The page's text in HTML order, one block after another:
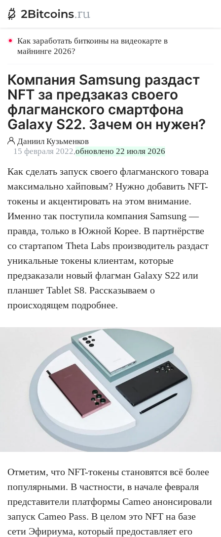
Как заработать биткоины на видеокарте в
майнинге 2026?
Компания Samsung раздаст
NFT за предзаказ своего
флагманского смартфона
Galaxy S22. Зачем он нужен?
Даниил Кузьменков
15 февраля 2022,обновлено 22 июля 2026
Как сделать запуск своего флагманского товара
максимально хайповым? Нужно добавить NFT-
токены и акцентировать на этом внимание.
Именно так поступила компания Samsung —
правда, только в Южной Корее. В партнёрстве
со стартапом Theta Labs производитель раздаст
уникальные токены клиентам, которые
предзаказали новый флагман Galaxy S22 или
планшет Tablet S8. Рассказываем о
происходящем подробнее.
Отметим, что NFT-токены становятся всё более
популярными. В частности, в начале февраля
представители платформы Cameo анонсировали
запуск Cameo Pass. В целом это NFT на базе
сети Эфириума, который предоставляет его